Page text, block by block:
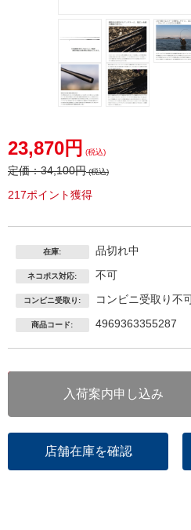
23,870円 (税込)
定価：34,100円(税込)
217ポイント獲得
在庫: 品切れ中
ネコポス対応: 不可
コンビニ受取り: コンビニ受取り不
商品コード: 4969363355287
入荷案内申し込み
店舗在庫を確認